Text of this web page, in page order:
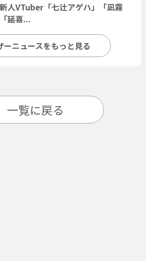
人VTuber「七辻アゲハ」「凪霧
延喜...
ーニュースをもっと見る
一覧に戻る